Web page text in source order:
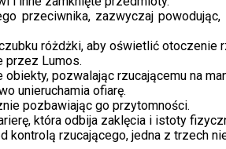
przeciwnika, zazwyczaj
różdżki, aby oświetlić otoczenie
przez Lumos.
obiekty, pozwalając rzucającemu na
unieruchamia ofiarę.
pozbawiając go przytomności.
która odbija zaklęcia i istoty
kontrolą rzucającego, jedna z trzech